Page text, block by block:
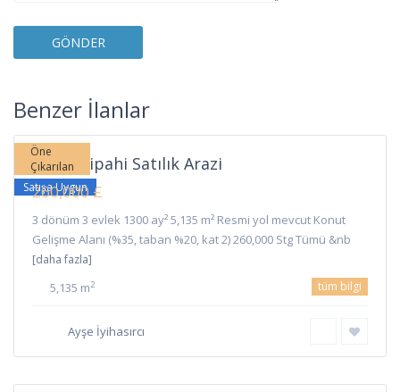
Benzer İlanlar
İskele
Öne
Çıkarılan
Satışa Uygun
İskele Sipahi Satılık Arazi
260,000 £
3 dönüm 3 evlek 1300 ay² 5,135 m² Resmi yol mevcut Konut
Gelişme Alanı (%35, taban %20, kat 2) 260,000 Stg Tümü &nb
[daha fazla]
5,135 m2 tüm bilgi
Ayşe İyihasırcı